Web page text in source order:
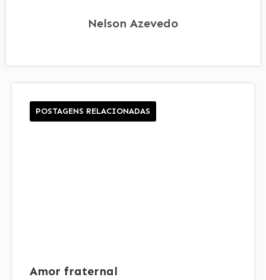
Nelson Azevedo
POSTAGENS RELACIONADAS
Amor fraternal